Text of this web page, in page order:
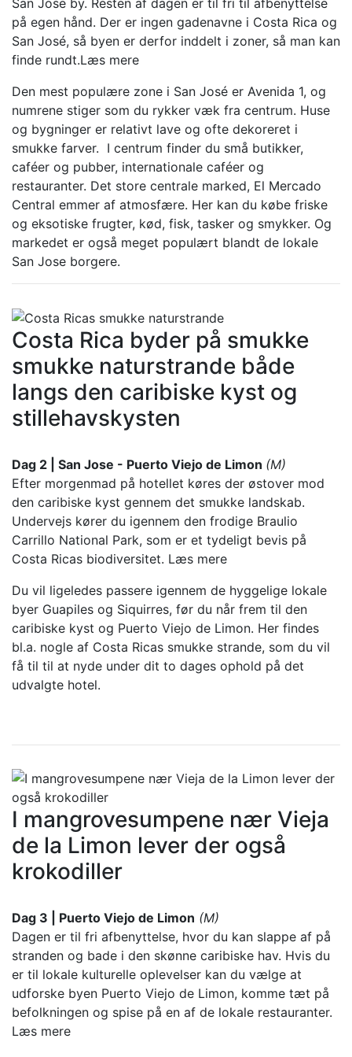
på egen hånd. Der er ingen gadenavne i Costa Rica og
San José, så byen er derfor inddelt i zoner, så man kan
finde rundt.Læs mere
Den mest populære zone i San José er Avenida 1, og
numrene stiger som du rykker væk fra centrum. Huse
og bygninger er relativt lave og ofte dekoreret i
smukke farver. I centrum finder du små butikker,
caféer og pubber, internationale caféer og
restauranter. Det store centrale marked, El Mercado
Central emmer af atmosfære. Her kan du købe friske
og eksotiske frugter, kød, fisk, tasker og smykker. Og
markedet er også meget populært blandt de lokale
San Jose borgere.
Costa Rica byder på smukke
smukke naturstrande både
langs den caribiske kyst og
stillehavskysten
Dag 2 | San Jose - Puerto Viejo de Limon (M)
Efter morgenmad på hotellet køres der østover mod
den caribiske kyst gennem det smukke landskab.
Undervejs kører du igennem den frodige Braulio
Carrillo National Park, som er et tydeligt bevis på
Costa Ricas biodiversitet. Læs mere
Du vil ligeledes passere igennem de hyggelige lokale
byer Guapiles og Siquirres, før du når frem til den
caribiske kyst og Puerto Viejo de Limon. Her findes
bl.a. nogle af Costa Ricas smukke strande, som du vil
få til til at nyde under dit to dages ophold på det
udvalgte hotel.
I mangrovesumpene nær Vieja
de la Limon lever der også
krokodiller
Dag 3 | Puerto Viejo de Limon (M)
Dagen er til fri afbenyttelse, hvor du kan slappe af på
stranden og bade i den skønne caribiske hav. Hvis du
er til lokale kulturelle oplevelser kan du vælge at
udforske byen Puerto Viejo de Limon, komme tæt på
befolkningen og spise på en af de lokale restauranter.
Læs mere